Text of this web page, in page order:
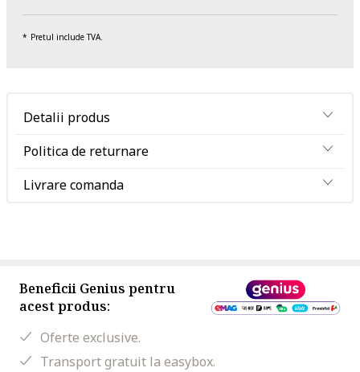
Pretul include TVA.
Detalii produs
Politica de returnare
Livrare comanda
Beneficii Genius pentru
acest produs:
Oferte exclusive.
Transport gratuit la easybox.